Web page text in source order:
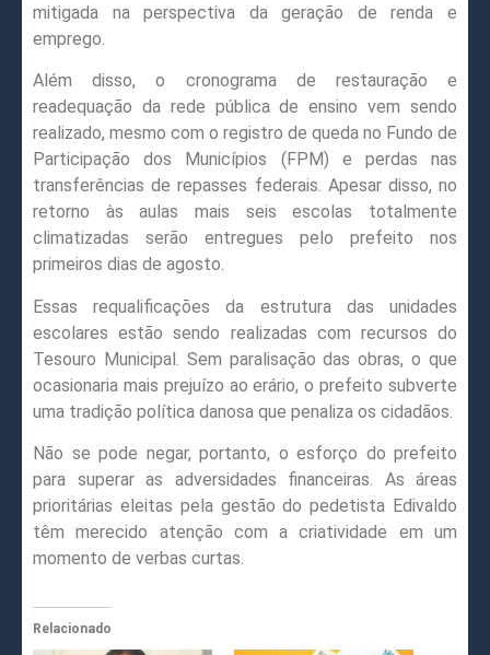
mitigada na perspectiva da geração de renda e
emprego.
Além disso, o cronograma de restauração e
readequação da rede pública de ensino vem sendo
realizado, mesmo com o registro de queda no Fundo de
Participação dos Municípios (FPM) e perdas nas
transferências de repasses federais. Apesar disso, no
retorno às aulas mais seis escolas totalmente
climatizadas serão entregues pelo prefeito nos
primeiros dias de agosto.
Essas requalificações da estrutura das unidades
escolares estão sendo realizadas com recursos do
Tesouro Municipal. Sem paralisação das obras, o que
ocasionaria mais prejuízo ao erário, o prefeito subverte
uma tradição política danosa que penaliza os cidadãos.
Não se pode negar, portanto, o esforço do prefeito
para superar as adversidades financeiras. As áreas
prioritárias eleitas pela gestão do pedetista Edivaldo
têm merecido atenção com a criatividade em um
momento de verbas curtas.
Relacionado